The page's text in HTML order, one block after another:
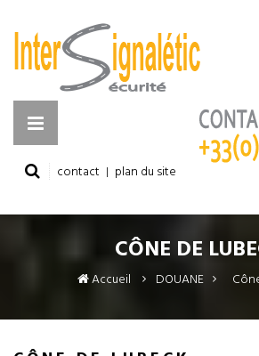
contact plan du site
CÔNE DE
Accueil DOUANE >